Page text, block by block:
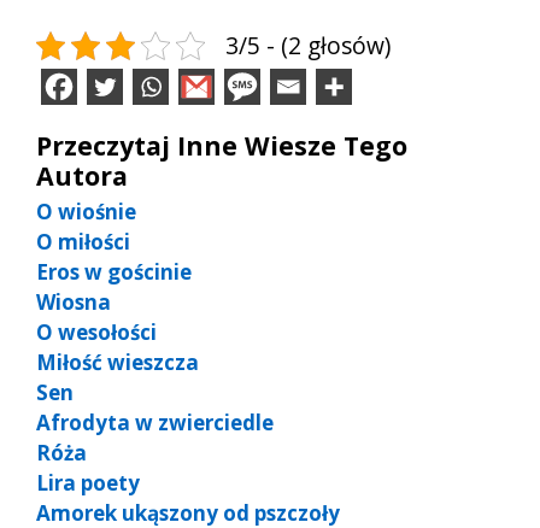
3/5 - (2 głosów)
Przeczytaj Inne Wiesze Tego
Autora
O wiośnie
O miłości
Eros w gościnie
Wiosna
O wesołości
Miłość wieszcza
Sen
Afrodyta w zwierciedle
Róża
Lira poety
Amorek ukąszony od pszczoły